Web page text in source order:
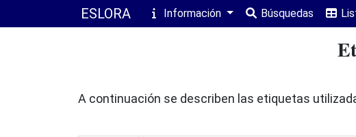
ESLORA Información Búsquedas
A continuación se describen las etiquetas